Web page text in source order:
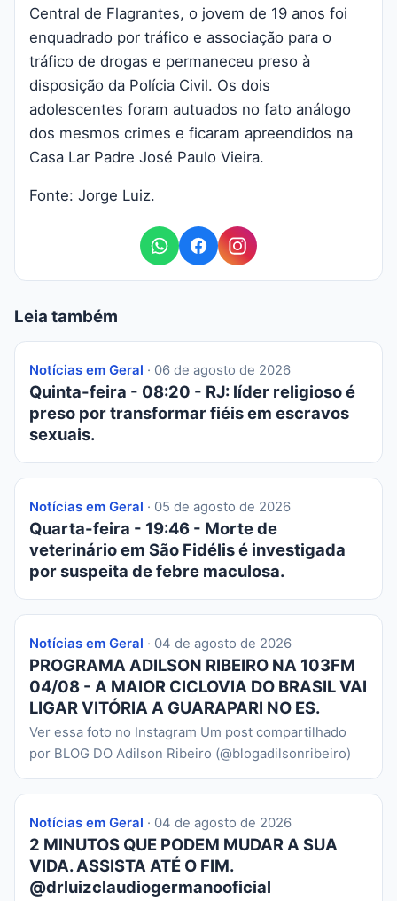
Central de Flagrantes, o jovem de 19 anos foi
enquadrado por tráfico e associação para o
tráfico de drogas e permaneceu preso à
disposição da Polícia Civil. Os dois
adolescentes foram autuados no fato análogo
dos mesmos crimes e ficaram apreendidos na
Casa Lar Padre José Paulo Vieira.
Fonte: Jorge Luiz.
Leia também
Notícias em Geral · 06 de agosto de 2026
Quinta-feira - 08:20 - RJ: líder religioso é
preso por transformar fiéis em escravos
sexuais.
Notícias em Geral · 05 de agosto de 2026
Quarta-feira - 19:46 - Morte de
veterinário em São Fidélis é investigada
por suspeita de febre maculosa.
Notícias em Geral · 04 de agosto de 2026
PROGRAMA ADILSON RIBEIRO NA 103FM
04/08 - A MAIOR CICLOVIA DO BRASIL VAI
LIGAR VITÓRIA A GUARAPARI NO ES.
Ver essa foto no Instagram Um post compartilhado
por BLOG DO Adilson Ribeiro (@blogadilsonribeiro)
Notícias em Geral · 04 de agosto de 2026
2 MINUTOS QUE PODEM MUDAR A SUA
VIDA. ASSISTA ATÉ O FIM.
@drluizclaudiogermanooficial